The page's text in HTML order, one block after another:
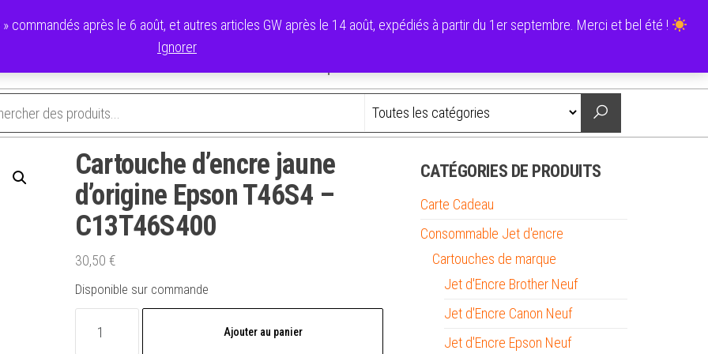
commandés après le 6 août, et autres articles GW après le 14 août, expédiés à partir du 1er septembre. Merci et bel été !
Ignorer
0,00 €
Cartouche d’encre jaune
d’origine Epson T46S4 –
C13T46S400
30,50 €
Disponible sur commande
Ajouter au panier
CATÉGORIES DE PRODUITS
Carte Cadeau
Consommable Jet d'encre
Cartouches de marque
Jet d'Encre Brother Neuf
Jet d'Encre Canon Neuf
Jet d'Encre Epson Neuf